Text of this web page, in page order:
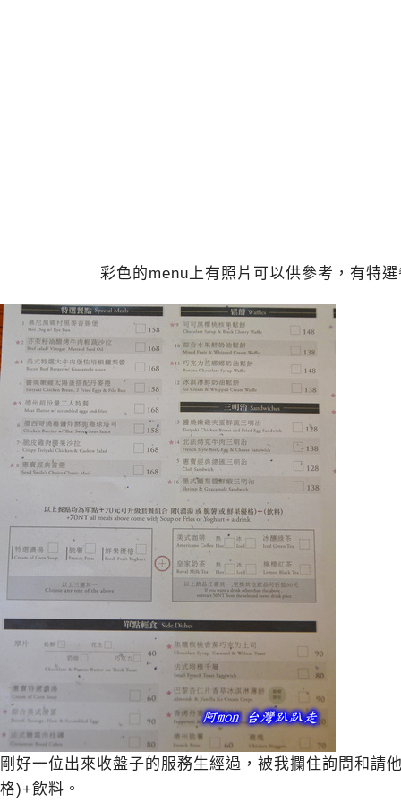
彩色的menu上有照片可以供參考，有特
剛好一位出來收盤子的服務生經過，被我攔住詢問和請
格)+飲料。